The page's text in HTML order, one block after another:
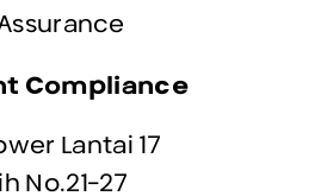
Compliance
Lantai 17
No.21-27